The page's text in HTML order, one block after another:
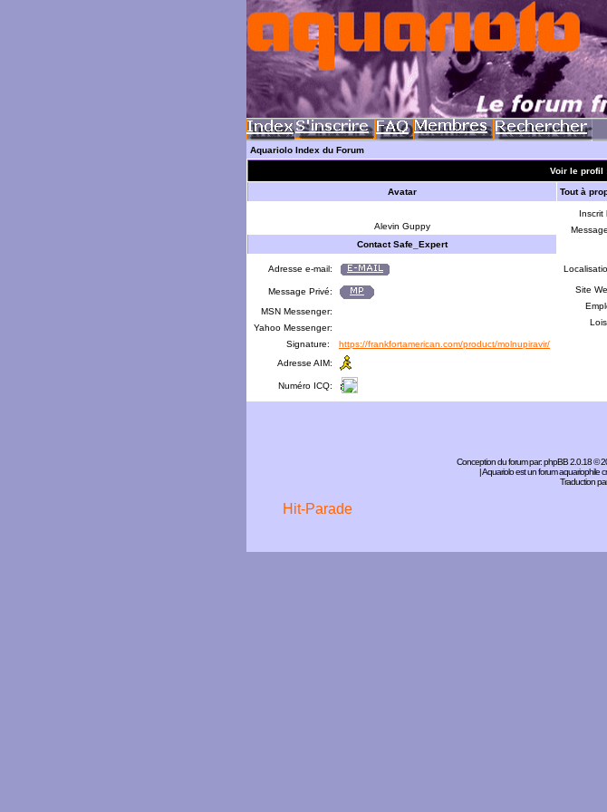
Aquariolo Index du Forum
Voir le profil
Avatar Tout à
Alevin Guppy
Inscrit
Site
Contact Safe_Expert
Adresse e-mail:
Message Privé:
MSN Messenger:
Yahoo Messenger:
Signature:
https://frankfortamerican.com/product/molnupiravir/
Adresse AIM:
Numéro ICQ:
Conception du forum par:phpBB2.0.18 ©
| Aquariolo est un forum aquariophile
Traduction